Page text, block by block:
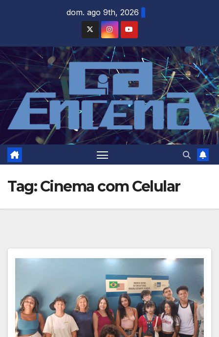
dom. ago 9th, 2026
Tag:Cinema com Celular